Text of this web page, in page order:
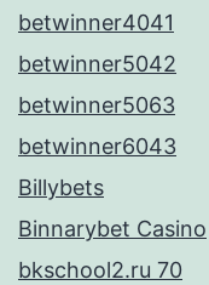
betwinner4041
betwinner5042
betwinner5063
betwinner6043
Billybets
Binnarybet Casino
bkschool2.ru 70